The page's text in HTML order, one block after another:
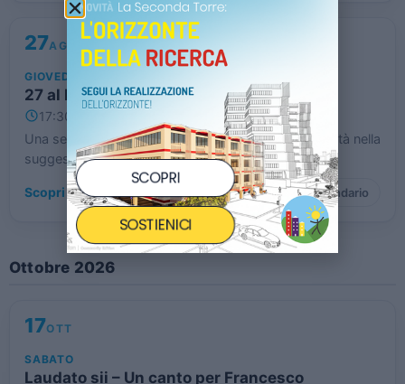
27AGO
GIOVEDÌ
27 al Ristoro
17:30 – 23:00
Una serata speciale di musica, buon cibo e solidarietà nella
suggestiva cornice di Forte Cosenz a Mestre.
Scopri di più Calendario
Ottobre 2026
17OTT
SABATO
Laudato sii – Un canto per Francesco
SCOPRI
SOSTIENICI